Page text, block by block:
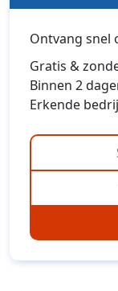
Ontvang snel
Gratis &
Binnen 2
Erkende